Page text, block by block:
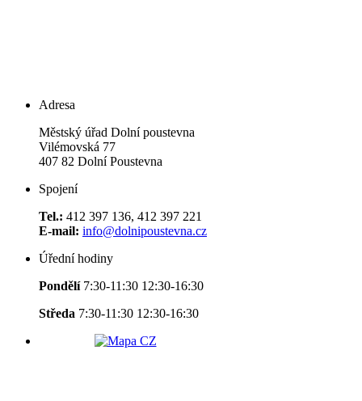
Adresa
Městský úřad Dolní poustevna
Vilémovská 77
407 82 Dolní Poustevna
Spojení
Tel.: 412 397 136, 412 397 221
E-mail: info@dolnipoustevna.cz
Úřední hodiny
Pondělí 7:30-11:30 12:30-16:30
Středa 7:30-11:30 12:30-16:30